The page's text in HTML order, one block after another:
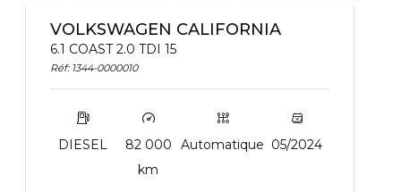
VOLKSWAGEN CALIFORNIA
6.1 COAST 2.0 TDI 15
Réf: 1344-0000010
DIESEL
82 000
km
Automatique 05/2024